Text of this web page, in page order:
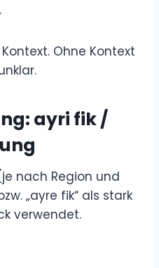
Ohne Kontext
ayri fik /
nach Region und
„ayre fik“ als stark
verwendet.